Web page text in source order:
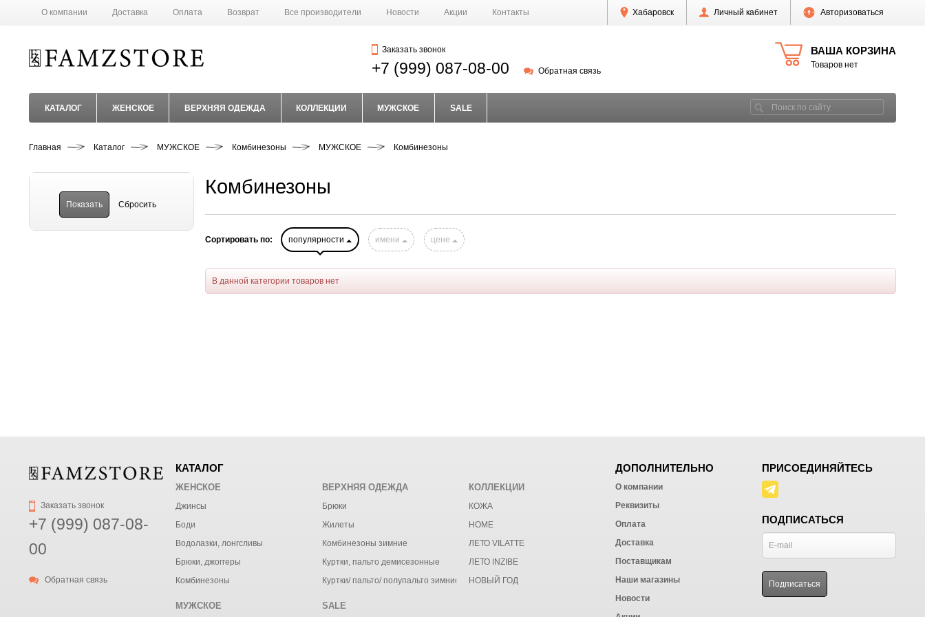
Хабаровск Личный кабинет Авторизоваться
О компании Доставка Оплата Возврат Все производители Новости Акции Контакты
ВАША КОРЗИНА
Товаров нет
Заказать звонок
+7 (999) 087-08-00 Обратная связь
КАТАЛОГ ЖЕНСКОЕ ВЕРХНЯЯ ОДЕЖДА КОЛЛЕКЦИИ МУЖСКОЕ SALE
Главная Каталог МУЖСКОЕ Комбинезоны МУЖСКОЕ Комбинезоны
Комбинезоны
Сортировать по: популярности имени цене
В данной категории товаров нет
Заказать звонок
+7 (999) 087-08-
00
Обратная связь
КАТАЛОГ
ЖЕНСКОЕ
Джинсы
Боди
Водолазки, лонгсливы
Брюки, джоггеры
Комбинезоны
ВЕРХНЯЯ ОДЕЖДА
Брюки
Жилеты
Комбинезоны зимние
Куртки, пальто демисезонные
Куртки/ пальто/ полупальто зимние
КОЛЛЕКЦИИ
КОЖА
HOME
ЛЕТО VILATTE
ЛЕТО INZIBE
НОВЫЙ ГОД
МУЖСКОЕ SALE
ДОПОЛНИТЕЛЬНО
О компании
Реквизиты
Оплата
Доставка
Поставщикам
Наши магазины
Новости
ПРИСОЕДИНЯЙТЕСЬ
ПОДПИСАТЬСЯ